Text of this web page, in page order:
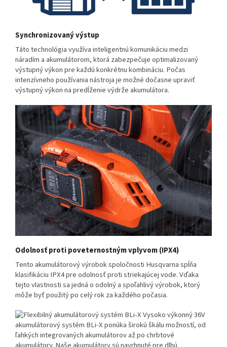
Synchronizovaný výstup
Táto technológia využíva inteligentnú komunikáciu medzi
náradím a akumulátorom, ktorá zabezpečuje optimalizovaný
výstupný výkon pre každú konkrétnu kombináciu. Počas
intenzívneho používania nástroja je možné dočasne upraviť
výstupný výkon na predĺženie výdrže akumulátora.
Odolnosť proti poveternostným vplyvom (IPX4)
Tento akumulátorový výrobok spoločnosti Husqvarna spĺňa
klasifikáciu IPX4 pre odolnosť proti striekajúcej vode. Vďaka
tejto vlastnosti sa jedná o odolný a spoľahlivý výrobok, ktorý
môže byť použitý po celý rok za každého počasia.